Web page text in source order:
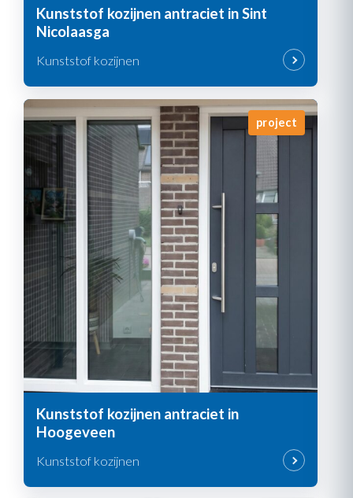
Kunststof kozijnen antraciet in Sint
Nicolaasga
Kunststof kozijnen
project
Kunststof kozijnen antraciet in
Hoogeveen
Kunststof kozijnen